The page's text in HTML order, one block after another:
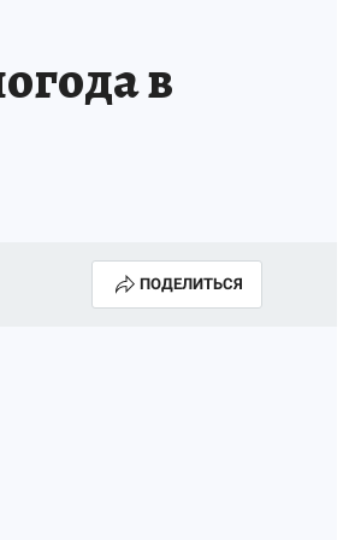
ГОВОРЯТ ЗВЕЗДЫ
в
ПОДЕЛИТЬСЯ